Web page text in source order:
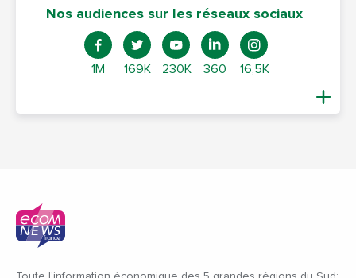
Nos audiences sur les réseaux sociaux
1M 169K 230K 360 16,5K